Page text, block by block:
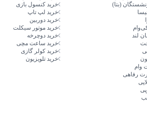
(بتا)
لند
وام
رفاهی
خرید کنسول بازی
خرید لپ تاپ
خرید دوربین
خرید موتور سیکلت
خرید دوچرخه
خرید ساعت مچی
خرید کولر گازی
خرید تلویزیون